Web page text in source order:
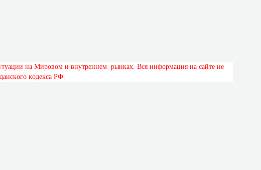
туации на Мировом и внутреннем рынках. Вся информация на сайте не
данского кодекса РФ.